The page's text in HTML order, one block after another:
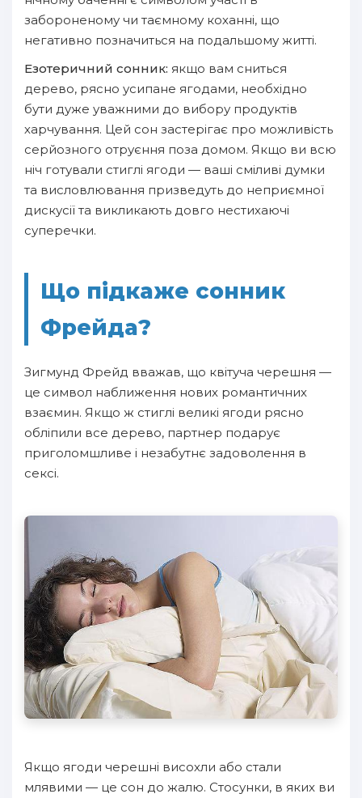
забороненому чи таємному коханні, що
негативно позначиться на подальшому житті.
Езотеричний сонник: якщо вам сниться
дерево, рясно усипане ягодами, необхідно
бути дуже уважними до вибору продуктів
харчування. Цей сон застерігає про можливість
серйозного отруєння поза домом. Якщо ви всю
ніч готували стиглі ягоди — ваші сміливі думки
та висловлювання призведуть до неприємної
дискусії та викликають довго нестихаючі
суперечки.
Що підкаже сонник
Фрейда?
Зигмунд Фрейд вважав, що квітуча черешня —
це символ наближення нових романтичних
взаємин. Якщо ж стиглі великі ягоди рясно
обліпили все дерево, партнер подарує
приголомшливе і незабутнє задоволення в
сексі.
Якщо ягоди черешні висохли або стали
млявими — це сон до жалю. Стосунки, в яких ви